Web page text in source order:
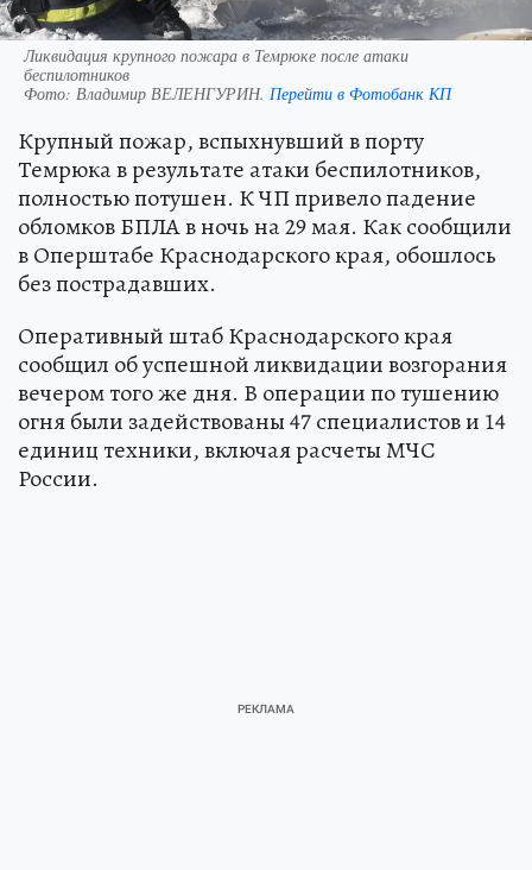
Ликвидация крупного пожара в Темрюке после атаки
беспилотников
Фото: Владимир ВЕЛЕНГУРИН. Перейти в Фотобанк КП
Крупный пожар, вспыхнувший в порту
Темрюка в результате атаки беспилотников,
полностью потушен. К ЧП привело падение
обломков БПЛА в ночь на 29 мая. Как сообщили
в Оперштабе Краснодарского края, обошлось
без пострадавших.
Оперативный штаб Краснодарского края
сообщил об успешной ликвидации возгорания
вечером того же дня. В операции по тушению
огня были задействованы 47 специалистов и 14
единиц техники, включая расчеты МЧС
России.